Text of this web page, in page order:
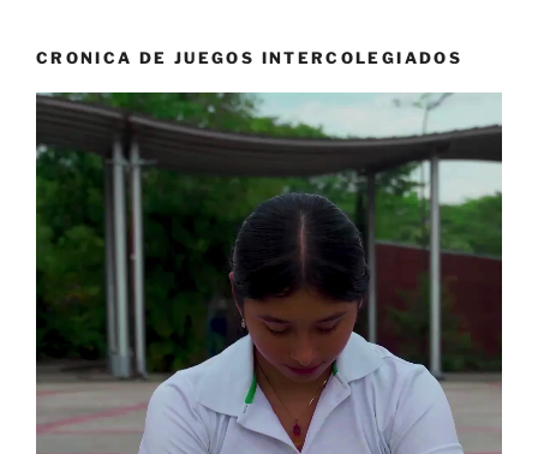
CRONICA DE JUEGOS INTERCOLEGIADOS
Reproductor
vídeo